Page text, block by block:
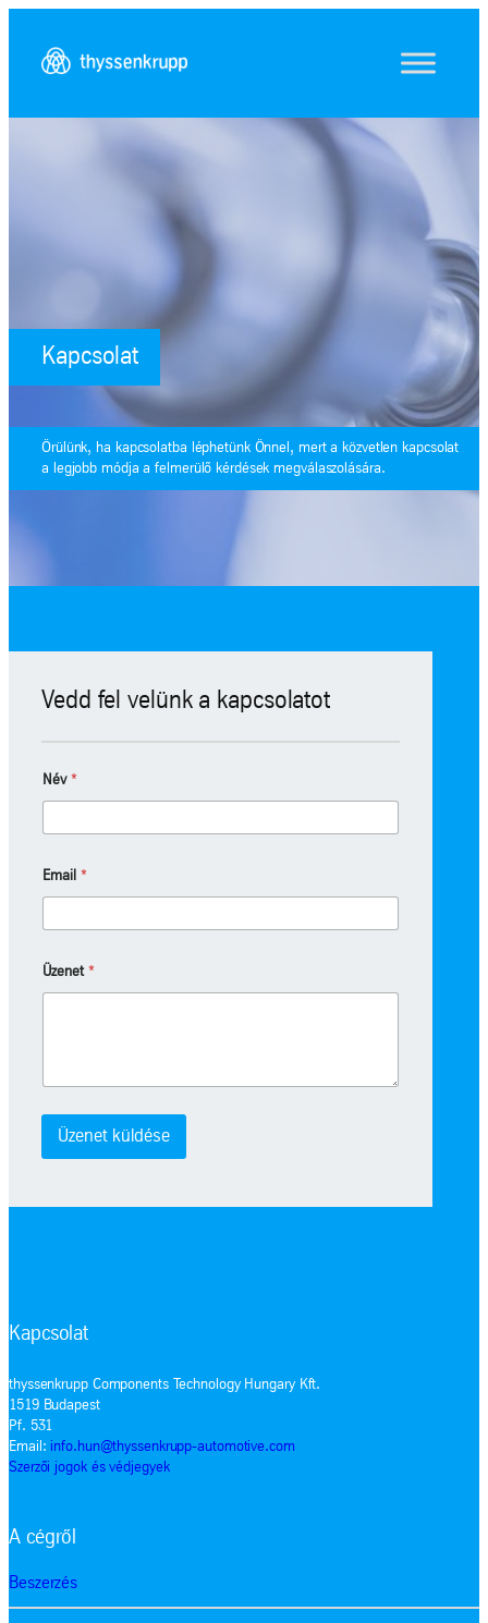
tartalomhoz
Kapcsolat
Örülünk, ha kapcsolatba léphetünk Önnel, mert a közvetlen kapcsolat
a legjobb módja a felmerülő kérdések megválaszolására.
Vedd fel velünk a kapcsolatot
Név *
*
*
Email *
Üzenet *
Üzenet küldése
Kapcsolat
thyssenkrupp Components Technology Hungary Kft.
1519 Budapest
Pf. 531
Email: info.hun@thyssenkrupp-automotive.com
Szerzői jogok és védjegyek
A cégről
Beszerzés